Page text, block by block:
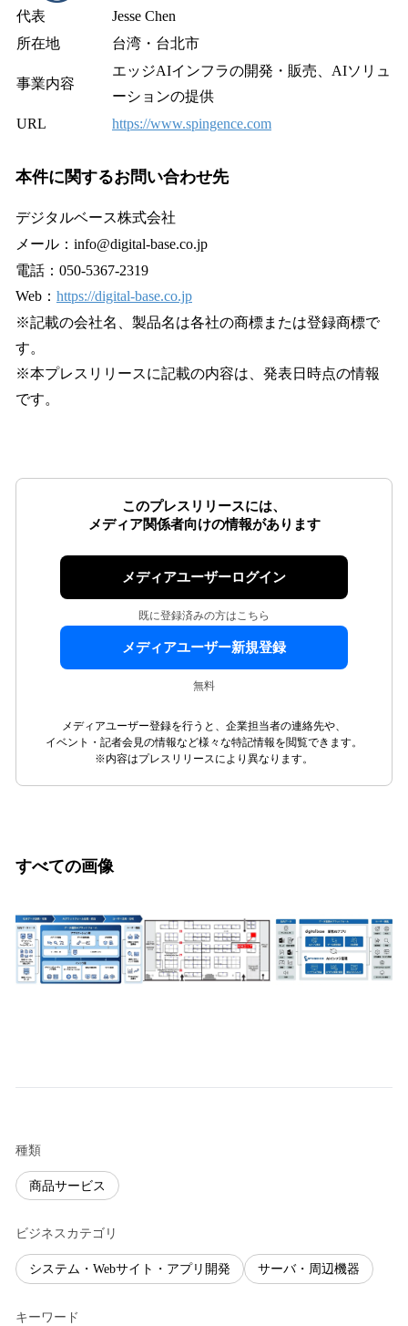
代表
Jesse Chen
所在地
台湾・台北市
事業内容
エッジAIインフラの開発・販売、AIソリュ
ーションの提供
URL
https://www.spingence.com
本件に関するお問い合わせ先
デジタルベース株式会社
メール：info@digital-base.co.jp
電話：050-5367-2319
Web： https://digital-base.co.jp
※記載の会社名、製品名は各社の商標または登録商標で
す。
※本プレスリリースに記載の内容は、発表日時点の情報
です。
このプレスリリースには、
メディア関係者向けの情報があります
メディアユーザーログイン
既に登録済みの方はこちら
メディアユーザー新規登録
無料
メディアユーザー登録を行うと、企業担当者の連絡先や、
イベント・記者会見の情報など様々な特記情報を閲覧できます。
※内容はプレスリリースにより異なります。
すべての画像
種類
商品サービス
ビジネスカテゴリ
システム・Webサイト・アプリ開発 サーバ・周辺機器
キーワード